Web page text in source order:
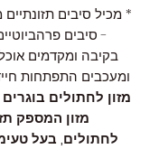
- סיבים
בקיבה ומקדמים
ומעכבים התפתחות
מזון לחתולים
מזון המספק
לחתולים, בעל